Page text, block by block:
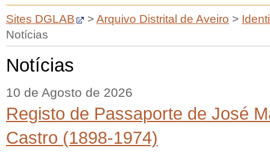
Sites DGLAB >Arquivo Distrital de Aveiro >
Notícias
Notícias
10 de Agosto de 2026
Registo de Passaporte de José
Castro (1898-1974)